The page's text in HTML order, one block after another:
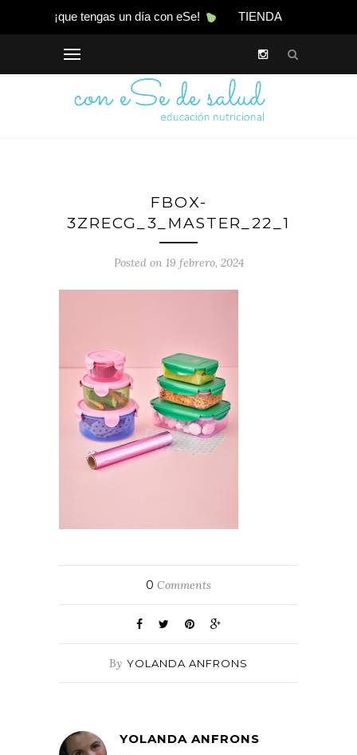
¡que tengas un día con eSe! TIENDA
FBOX-
3ZRECG_3_MASTER_22_1
Posted on 19 febrero, 2024
0 Comments
By YOLANDA ANFRONS
YOLANDA ANFRONS